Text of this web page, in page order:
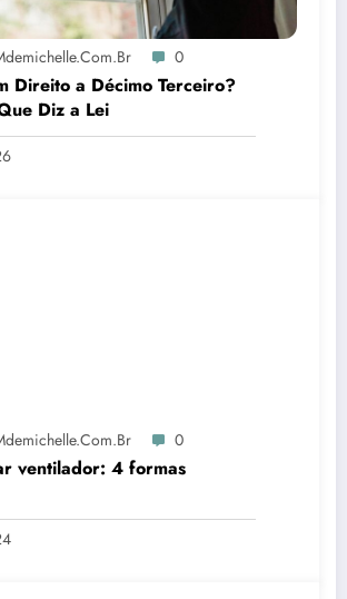
0
Direito a Décimo Terceiro?
Diz a Lei
0
ventilador: 4 formas